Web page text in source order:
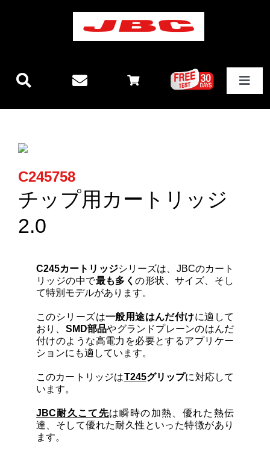
Toggle
JBCテクノロジー
新製品情報
ステーション
その他製品
カートリッジとこて先
サポート
お問合せ
ショッピングカート
C245758
チップ用カートリッジ
2.0
C245カートリッジシリーズは、JBCのカート
リッジの中で最も多くの形状、サイズ、そし
て特別モデルがあります。
このシリーズは一般用途はんだ付けに適して
おり、 SMD部品やグランドプレーンのはんだ
付けのような高電力を必要とするアプリケー
ションにも適しています。
このカートリッジはT245グリップに対応して
います。
JBC耐久こて先は瞬時の加熱、優れた熱伝
達、そして優れた耐久性といった特徴があり
ます。